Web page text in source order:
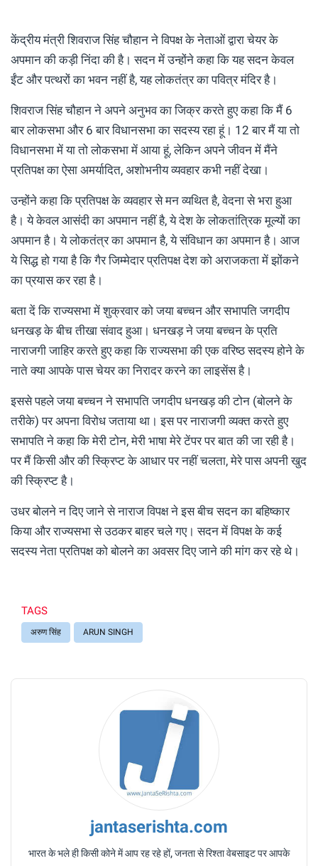
केंद्रीय मंत्री शिवराज सिंह चौहान ने विपक्ष के नेताओं द्वारा चेयर के
अपमान की कड़ी निंदा की है। सदन में उन्होंने कहा कि यह सदन केवल
ईंट और पत्थरों का भवन नहीं है, यह लोकतंत्र का पवित्र मंदिर है।
शिवराज सिंह चौहान ने अपने अनुभव का जिक्र करते हुए कहा कि मैं 6
बार लोकसभा और 6 बार विधानसभा का सदस्य रहा हूं। 12 बार मैं या तो
विधानसभा में या तो लोकसभा में आया हूं, लेकिन अपने जीवन में मैंने
प्रतिपक्ष का ऐसा अमर्यादित, अशोभनीय व्यवहार कभी नहीं देखा।
उन्होंने कहा कि प्रतिपक्ष के व्यवहार से मन व्यथित है, वेदना से भरा हुआ
है। ये केवल आसंदी का अपमान नहीं है, ये देश के लोकतांत्रिक मूल्यों का
अपमान है। ये लोकतंत्र का अपमान है, ये संविधान का अपमान है। आज
ये सिद्ध हो गया है कि गैर जिम्मेदार प्रतिपक्ष देश को अराजकता में झोंकने
का प्रयास कर रहा है।
बता दें कि राज्यसभा में शुक्रवार को जया बच्चन और सभापति जगदीप
धनखड़ के बीच तीखा संवाद हुआ। धनखड़ ने जया बच्चन के प्रति
नाराजगी जाहिर करते हुए कहा कि राज्यसभा की एक वरिष्ठ सदस्य होने के
नाते क्या आपके पास चेयर का निरादर करने का लाइसेंस है।
इससे पहले जया बच्चन ने सभापति जगदीप धनखड़ की टोन (बोलने के
तरीके) पर अपना विरोध जताया था। इस पर नाराजगी व्यक्त करते हुए
सभापति ने कहा कि मेरी टोन, मेरी भाषा मेरे टेंपर पर बात की जा रही है।
पर मैं किसी और की स्क्रिप्ट के आधार पर नहीं चलता, मेरे पास अपनी खुद
की स्क्रिप्ट है।
उधर बोलने न दिए जाने से नाराज विपक्ष ने इस बीच सदन का बहिष्कार
किया और राज्यसभा से उठकर बाहर चले गए। सदन में विपक्ष के कई
सदस्य नेता प्रतिपक्ष को बोलने का अवसर दिए जाने की मांग कर रहे थे।
TAGS
अरुण सिंह ARUN SINGH
jantaserishta.com
भारत के भले ही किसी कोने में आप रह रहे हों, जनता से रिश्ता वेबसाइट पर आपके